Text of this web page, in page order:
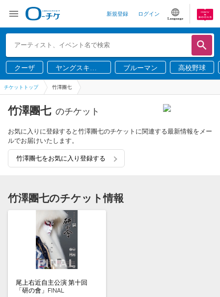
新規登録 ログイン
Language
クーザ
ヤングスキニ
ー
ブルーマン 高校野球
チケットトップ 竹澤團七
竹澤團七 のチケット
お気に入りに登録すると竹澤團七のチケットに関連する最新情報をメー
ルでお届けいたします。
竹澤團七をお気に入り登録する
竹澤團七のチケット情報
尾上右近自主公演 第十回
「研の會」FINAL